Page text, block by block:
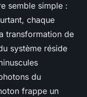
semble simple :
chaque
transformation de
système réside
du
frappe un